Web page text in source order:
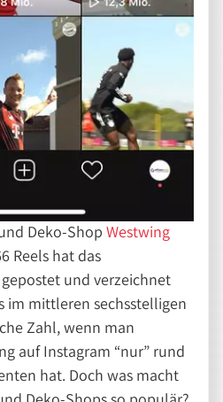
Deko-ShopWestwing
Reels hat das
und verzeichnet
im mittleren sechsstelligen
Zahl, wenn man
auf Instagram “nur” rund
hat. Doch was macht